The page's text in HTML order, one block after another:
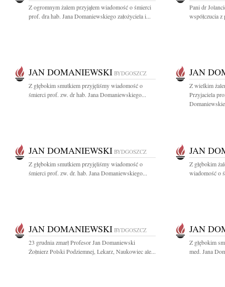
Z ogromnym żalem przyjąłem wiadomość o śmierci
prof. dra hab. Jana Domaniewskiego założyciela i...
Pani dr
współczucia
JAN DOMANIEWSKI BYDGOSZCZ
Z głębokim smutkiem przyjęliśmy wiadomość o
śmierci prof. zw. dr hab. Jana Domaniewskiego...
JAN
Z wielkim
Przyjaciela
JAN DOMANIEWSKI BYDGOSZCZ
Z głębokim smutkiem przyjęliśmy wiadomość o
śmierci prof. zw. dr. hab. Jana Domaniewskiego...
JAN
Z głębokim
wiadomość o
JAN DOMANIEWSKI BYDGOSZCZ
23 grudnia zmarł Profesor Jan Domaniewski
Żołnierz Polski Podziemnej, Lekarz, Naukowiec ale...
JAN
Z głębokim
med. Jana